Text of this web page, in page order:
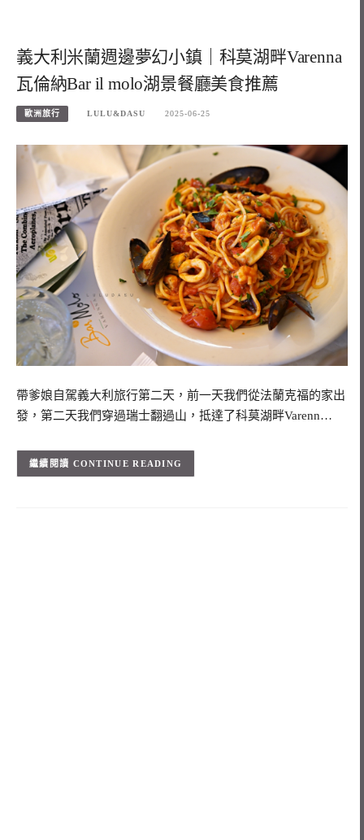
義大利米蘭週邊夢幻小鎮｜科莫湖畔Varenna
瓦倫納Bar il molo湖景餐廳美食推薦
歐洲旅行 LULU&DASU 2025-06-25
帶爹娘自駕義大利旅行第二天，前一天我們從法蘭克福的家出
發，第二天我們穿過瑞士翻過山，抵達了科莫湖畔Varenn…
CONTINUE READING